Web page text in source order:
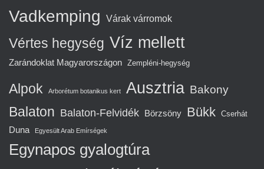
Vadkemping Várak várromok
Vértes hegység Víz mellett
Zarándoklat Magyarországon Zempléni-hegység
Alpok Arborétum botanikus kert Ausztria Bakony
Balaton Balaton-Felvidék Börzsöny Bükk Cserhát
Duna Egyesült Arab Emírségek
Egynapos gyalogtúra